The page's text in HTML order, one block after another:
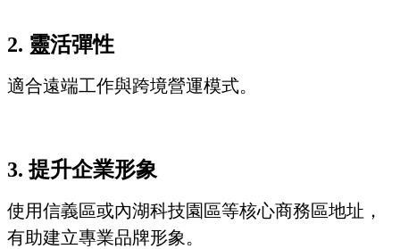
2. 靈活彈性
適合遠端工作與跨境營運模式。
3. 提升企業形象
使用信義區或內湖科技園區等核心商務區地址，
有助建立專業品牌形象。